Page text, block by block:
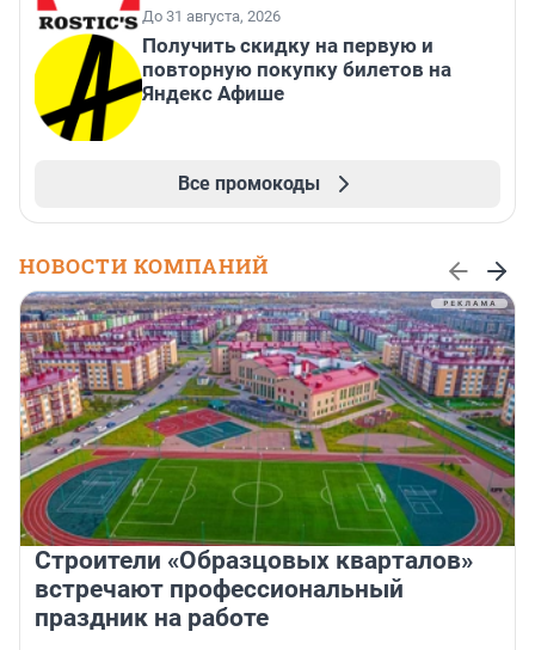
До 31 августа, 2026
Получить скидку на первую и
повторную покупку билетов на
Яндекс Афише
Все промокоды
НОВОСТИ КОМПАНИЙ
Строители «Образцовых кварталов»
встречают профессиональный
праздник на работе